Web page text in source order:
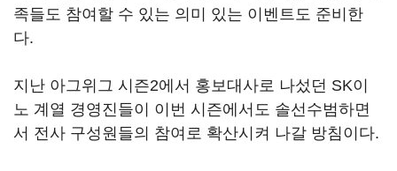
족들도 참여할 수 있는 의미 있는 이벤트도 준비한
다.
지난 아그위그 시즌2에서 홍보대사로 나섰던 SK이
노 계열 경영진들이 이번 시즌에서도 솔선수범하면
서 전사 구성원들의 참여로 확산시켜 나갈 방침이다.